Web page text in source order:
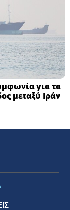
για τα
μεταξύ Ιράν